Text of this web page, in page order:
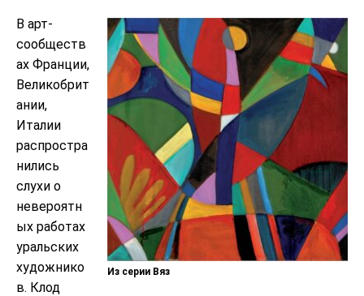
Из серии Вяз
В арт-
сообществ
ах Франции,
Великобрит
ании,
Италии
распростра
нились
слухи о
невероятн
ых работах
уральских
художнико
в. Клод